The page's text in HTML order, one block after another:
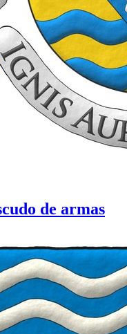
de armas